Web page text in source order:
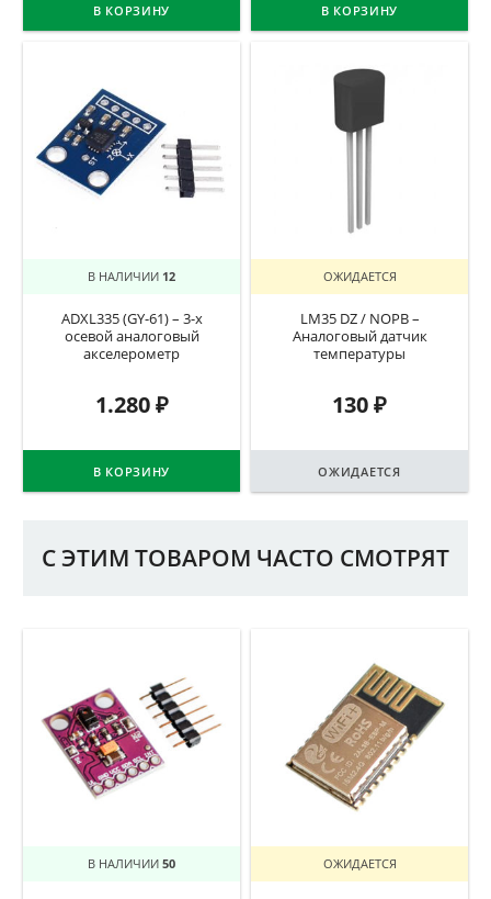
В КОРЗИНУ В КОРЗИНУ
В НАЛИЧИИ 12
ADXL335 (GY-61) – 3-х
осевой аналоговый
акселерометр
1.280₽
В КОРЗИНУ
ОЖИДАЕТСЯ
LM35 DZ / NOPB –
Аналоговый датчик
температуры
130₽
ОЖИДАЕТСЯ
С ЭТИМ ТОВАРОМ ЧАСТО СМОТРЯТ
В НАЛИЧИИ 50 ОЖИДАЕТСЯ